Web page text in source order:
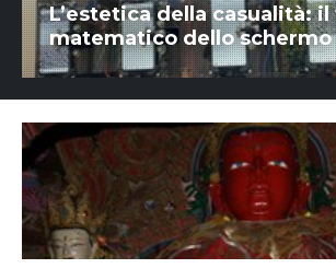
L’estetica della casualità:
matematico dello schermo